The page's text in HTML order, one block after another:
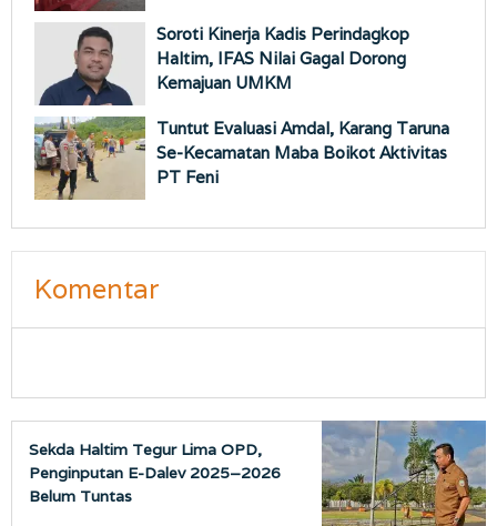
Soroti Kinerja Kadis Perindagkop
Haltim, IFAS Nilai Gagal Dorong
Kemajuan UMKM
Tuntut Evaluasi Amdal, Karang Taruna
Se-Kecamatan Maba Boikot Aktivitas
PT Feni
Komentar
Sekda Haltim Tegur Lima OPD,
Penginputan E-Dalev 2025–2026
Belum Tuntas